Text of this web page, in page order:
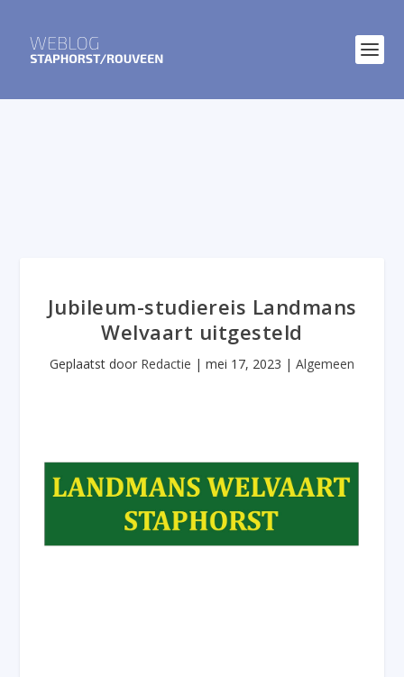
Jubileum-studiereis Landmans
Welvaart uitgesteld
Geplaatst door Redactie | mei 17, 2023 | Algemeen